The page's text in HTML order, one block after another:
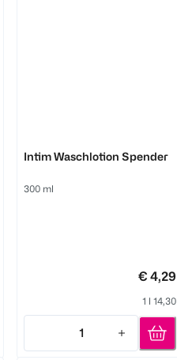
Intim Waschlotion Spender
300 ml
€ 4,29
1 l 14,30
1
Quantity: 1